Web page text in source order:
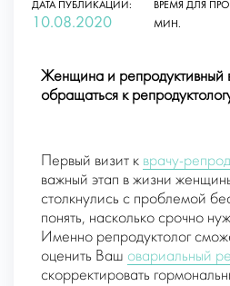
ДАТА ПУБЛИКАЦИИ:
10.08.2020
ВРЕМЯ ДЛЯ
МИН.
Женщина и репродуктивный
обращаться к
Первый визит к врачу-
важный этап в жизни
столкнулись с проблемой
понять, насколько срочно
Именно репродуктолог
оценить Ваш овариальный
скорректировать